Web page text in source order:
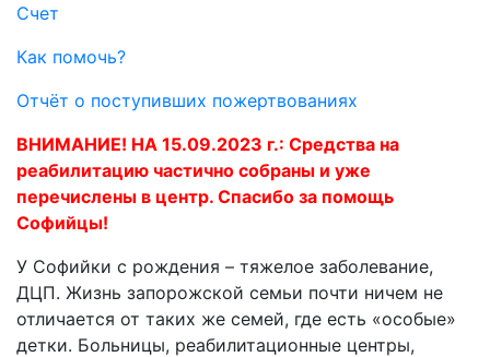
Счет
Как помочь?
Отчёт о поступивших пожертвованиях
ВНИМАНИЕ! НА 15.09.2023 г.: Средства на
реабилитацию частично собраны и уже
перечислены в центр. Спасибо за помощь
Софийцы!
У Софийки с рождения – тяжелое заболевание,
ДЦП. Жизнь запорожской семьи почти ничем не
отличается от таких же семей, где есть «особые»
детки. Больницы, реабилитационные центры,